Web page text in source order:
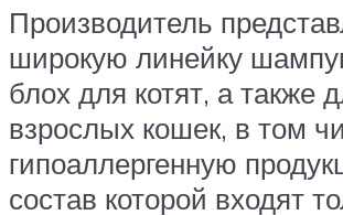
Производитель
широкую линейку
блох для котят, а также
взрослых кошек, в том
гипоаллергенную
состав которой входят